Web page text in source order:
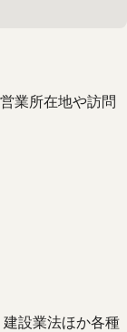
業所在地や訪問
設業法ほか各種